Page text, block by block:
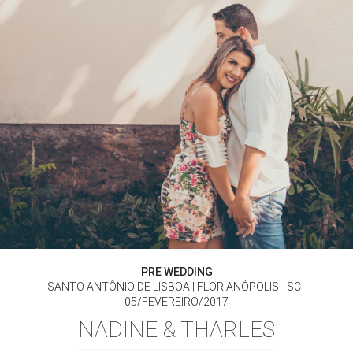
PRE WEDDING
SANTO ANTÔNIO DE LISBOA | FLORIANÓPOLIS - SC
05/FEVEREIRO/2017
NADINE & THARLES